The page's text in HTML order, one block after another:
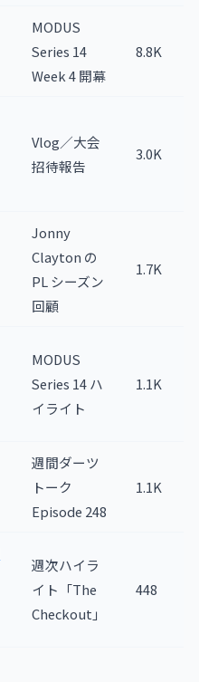
MODUS
Series 14
Week 4 開幕
8.8K
Vlog／大会
招待報告
3.0K
Jonny
Clayton の
PL シーズン
回顧
1.7K
MODUS
Series 14 ハ
イライト
1.1K
週間ダーツ
トーク
Episode 248
1.1K
週次ハイラ
イト「The
Checkout」
448